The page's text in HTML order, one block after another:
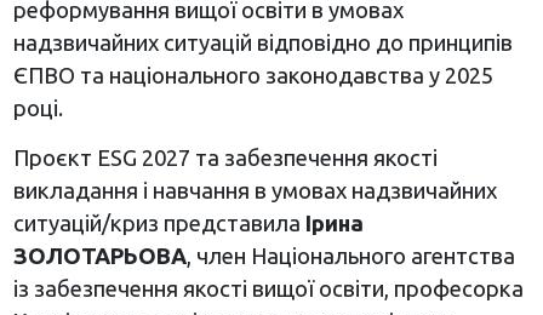
реформування вищої освіти в умовах
надзвичайних ситуацій відповідно до принципів
ЄПВО та національного законодавства у 2025
році.
Проєкт ESG 2027 та забезпечення якості
викладання і навчання в умовах надзвичайних
ситуацій/криз представила Ірина
ЗОЛОТАРЬОВА, член Національного агентства
із забезпечення якості вищої освіти, професорка